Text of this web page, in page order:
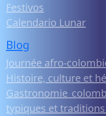
Festivos
Calendario Lunar
Blog
Journée afro-
Histoire, culture et
Gastronomie
typiques et